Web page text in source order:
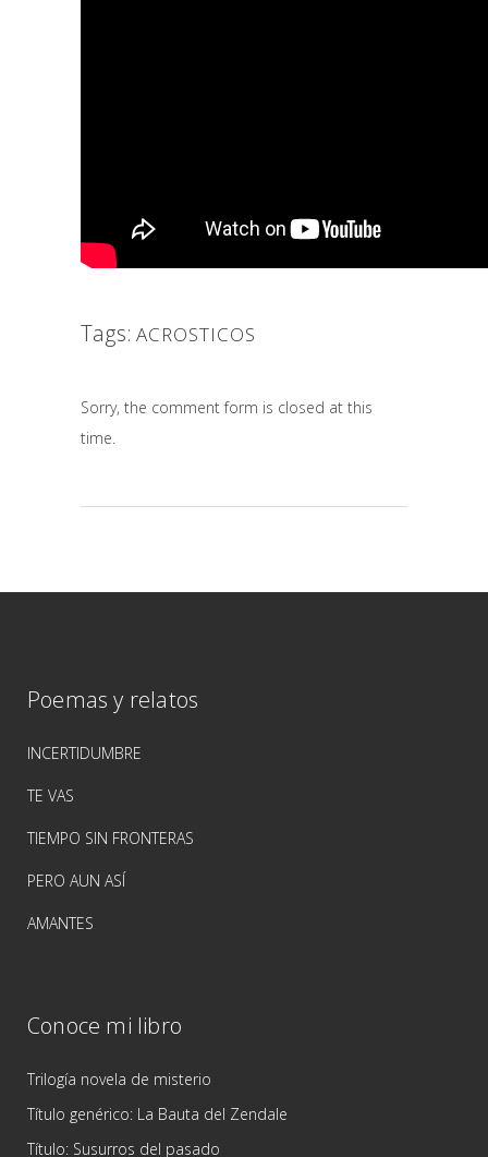
Tags: ACROSTICOS
Sorry, the comment form is closed at this
time.
Poemas y relatos
INCERTIDUMBRE
TE VAS
TIEMPO SIN FRONTERAS
PERO AUN ASÍ
AMANTES
Conoce mi libro
Trilogía novela de misterio
Título genérico: La Bauta del Zendale
Título: Susurros del pasado